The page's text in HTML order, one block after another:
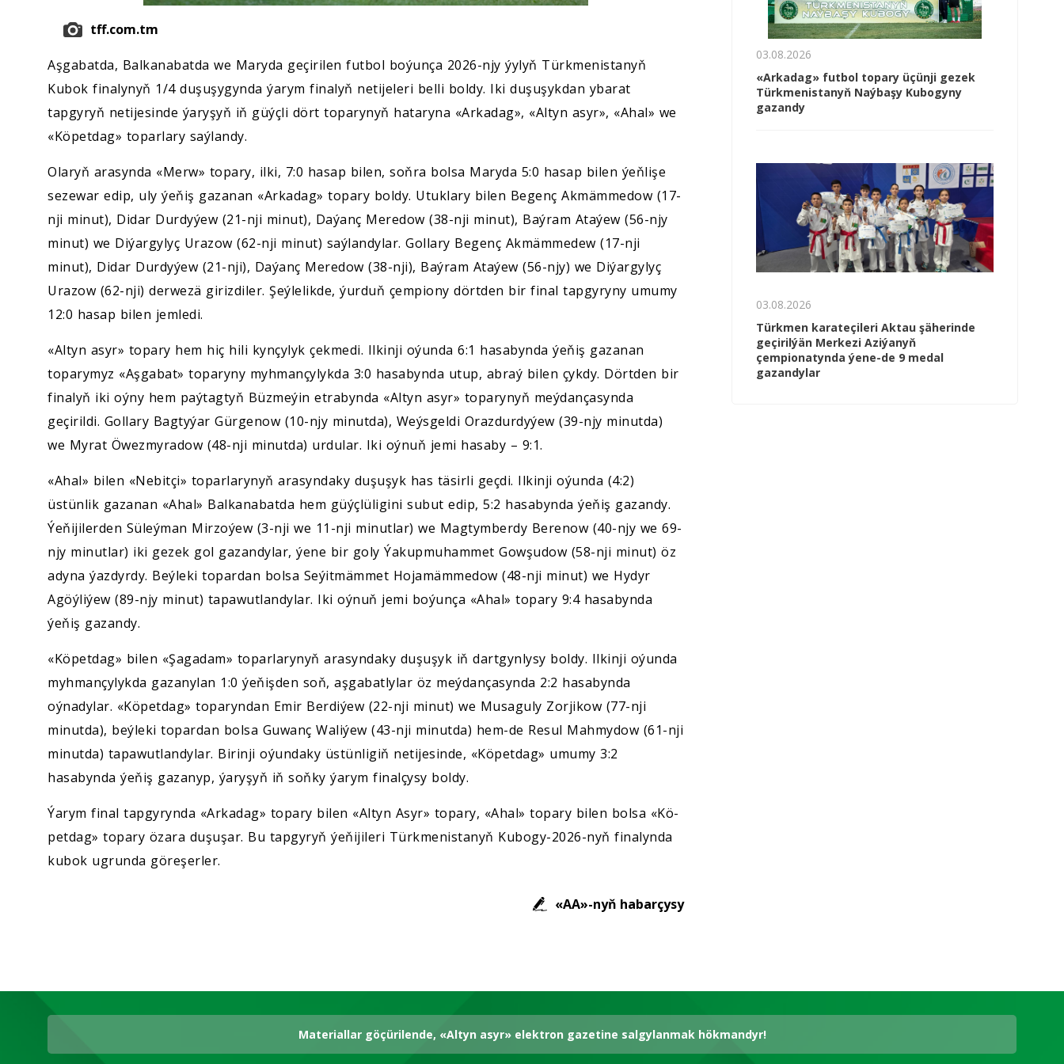
tff.com.tm
Aşgabatda, Balkanabatda we Maryda geçirilen futbol boýunça 2026-njy ýy­lyň Türkmenistanyň
Kubok finalynyň 1/4 duşuşygynda ýarym finalyň netijeleri belli boldy. Iki duşuşykdan ybarat
tapgyryň netijesinde ýaryşyň iň güýçli dört toparynyň hataryna «Arkadag», «Altyn asyr», «Ahal» we
«Köpetdag» toparlary saýlandy.
Olaryň arasynda «Merw» topary, ilki, 7:0 hasap bilen, soňra bolsa Maryda 5:0 hasap bilen ýeňlişe
sezewar edip, uly ýeňiş gazanan «Arkadag» topary boldy. Utuklary bilen Begenç Akmämmedow (17-
nji minut), Didar Durdyýew (21-nji minut), Daýanç Meredow (38-nji minut), Baýram Ataýew (56-njy
minut) we Diýargylyç Urazow (62-nji minut) saýlandylar. Gollary Begenç Akmämmedew (17-nji
minut), Didar Durdyýew (21-nji), Daýanç Meredow (38-nji), Baýram Ataýew (56-njy) we Diýargylyç
Urazow (62-nji) derwezä girizdiler. Şeýlelikde, ýurduň çempiony dörtden bir final tapgyryny umumy
12:0 hasap bilen jemledi.
«Altyn asyr» topary hem hiç hili kynçylyk çekmedi. Ilkinji oýunda 6:1 hasabynda ýeňiş gazanan
toparymyz «Aşgabat» toparyny myhmançylykda 3:0 hasabynda utup, abraý bilen çykdy. Dörtden bir
finalyň iki oýny hem paýtagtyň Büzmeýin etrabynda «Altyn asyr» toparynyň meýdançasynda
geçirildi. Gollary Bagtyýar Gürgenow (10-njy minutda), Weýsgeldi Orazdurdyýew (39-njy minutda)
we Myrat Öwezmyradow (48-nji minutda) urdular. Iki oýnuň jemi hasaby – 9:1.
«Ahal» bilen «Nebitçi» toparlarynyň arasyndaky duşuşyk has täsirli geçdi. Ilkinji oýunda (4:2)
üstünlik gazanan «Ahal» Balkanabatda hem güýçlüligini subut edip, 5:2 hasabynda ýeňiş gazandy.
Ýeňijilerden Süleýman Mirzoýew (3-nji we 11-nji minutlar) we Magtymberdy Berenow (40-njy we 69-
njy minutlar) iki gezek gol gazandylar, ýene bir goly Ýakupmuhammet Gowşudow (58-nji minut) öz
adyna ýazdyrdy. Beýleki topardan bolsa Seýitmämmet Hojamämmedow (48-nji minut) we Hydyr
Agöýliýew (89-njy minut) tapawutlandylar. Iki oýnuň jemi boýunça «Ahal» topary 9:4 hasabynda
ýeňiş gazandy.
«Köpetdag» bilen «Şagadam» toparlarynyň arasyndaky duşuşyk iň dartgynlysy boldy. Ilkinji oýunda
myhmançylykda gazanylan 1:0 ýeňişden soň, aşgabatlylar öz meýdançasynda 2:2 hasabynda
oýnadylar. «Köpetdag» toparyndan Emir Berdiýew (22-nji minut) we Musaguly Zorjikow (77-nji
minutda), beýleki topardan bolsa Guwanç Waliýew (43-nji minutda) hem-de Resul Mahmydow (61-nji
minutda) tapawutlandylar. Birinji oýundaky üstünligiň netijesinde, «Köpetdag» umumy 3:2
hasabynda ýeňiş gazanyp, ýaryşyň iň soňky ýarym finalçysy boldy.
Ýa­rym fi­nal tap­gy­ryn­da «Ar­ka­dag» topary bi­len «Al­tyn Asyr» topary, «Ahal» topary bi­len bol­sa «Kö­
pet­dag» to­par­y öza­ra du­şu­şar. Bu tap­gy­ryň ýe­ňi­ji­le­ri Türk­me­nis­ta­nyň Ku­bo­gy-2026-nyň fi­na­lyn­da
ku­bok ug­run­da göre­şer­ler.
«AA»-nyň habarçysy
03.08.2026
«Arkadag» futbol topary üçünji gezek
Türkmenistanyň Naýbaşy Kubogyny
gazandy
03.08.2026
Türkmen karateçileri Aktau şäherinde
geçirilýän Merkezi Aziýanyň
çempionatynda ýene-de 9 medal
gazandylar
Materiallar göçürilende, «Altyn asyr» elektron gazetine salgylanmak hökmandyr!